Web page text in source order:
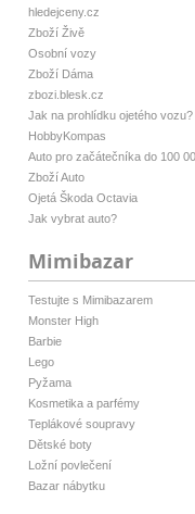
hledejceny.cz
Zboží Živě
Osobní vozy
Zboží Dáma
zbozi.blesk.cz
Jak na prohlídku ojetého vozu?
HobbyKompas
Auto pro začátečníka do 100
Zboží Auto
Ojetá Škoda Octavia
Jak vybrat auto?
Mimibazar
Testujte s Mimibazarem
Monster High
Barbie
Lego
Pyžama
Kosmetika a parfémy
Teplákové soupravy
Dětské boty
Ložní povlečení
Bazar nábytku